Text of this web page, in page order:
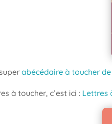
abécédaire à toucher
à toucher, c’est ici : Lettres